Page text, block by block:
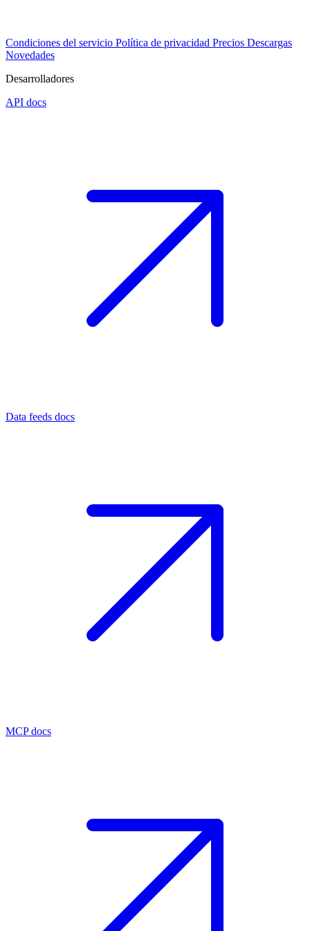
Condiciones del servicio Política de privacidad Precios Descargas
Novedades
Desarrolladores
API docs
Data feeds docs
MCP docs